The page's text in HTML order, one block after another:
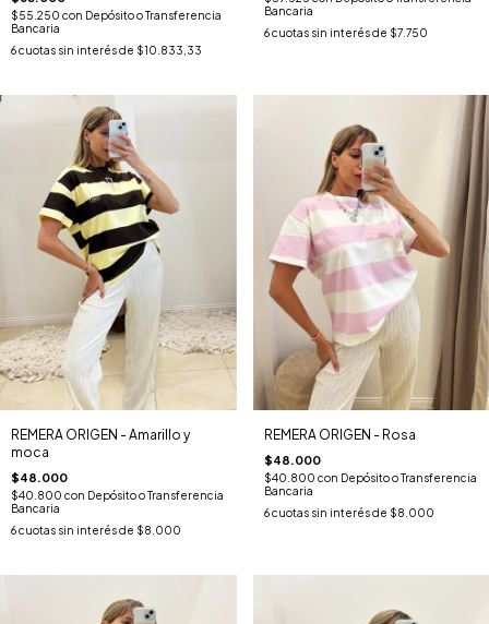
$55.250 con Depósito o Transferencia
Bancaria
6cuotas sin interés de $10.833,33
Bancaria
6 cuotas sin interés de $7.750
REMERA ORIGEN - Amarillo y
moca
$48.000
$40.800 con Depósito o Transferencia
Bancaria
6cuotas sin interés de $8.000
REMERA ORIGEN - Rosa
$48.000
$40.800 con Depósito o Transferencia
Bancaria
6 cuotas sin interés de $8.000